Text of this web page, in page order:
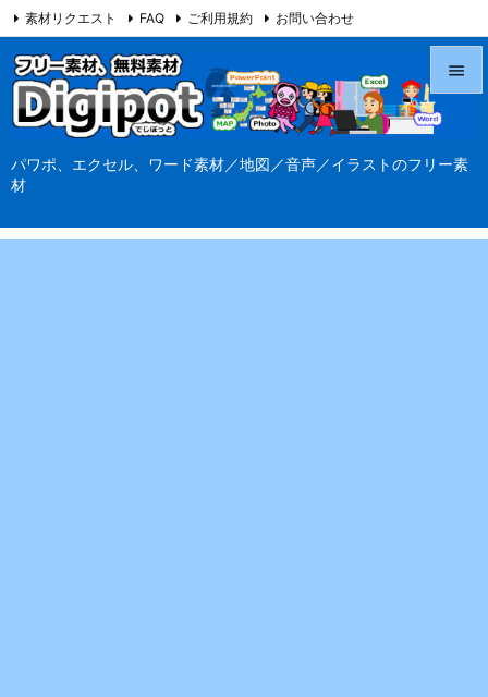
パワポ、エクセル、ワード素材／地図／音声／イラストのフリー素
材



素材リクエスト FAQ ご利用規約 お問い合わせ
当サイト（Digipot.net）について